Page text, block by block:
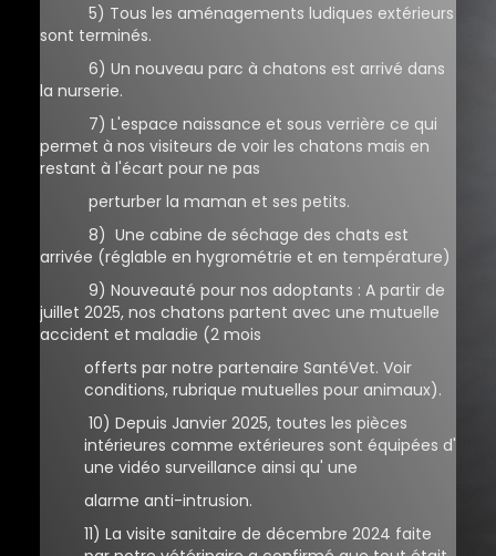
5) Tous les aménagements ludiques extérieurs
sont terminés.
6) Un nouveau parc à chatons est arrivé dans
la nurserie.
7) L'espace naissance et sous verrière ce qui
permet à nos visiteurs de voir les chatons mais en
restant à l'écart pour ne pas
perturber la maman et ses petits.
8) Une cabine de séchage des chats est
arrivée (réglable en hygrométrie et en température)
9) Nouveauté pour nos adoptants : A partir de
juillet 2025, nos chatons partent avec une mutuelle
accident et maladie (2 mois
offerts par notre partenaire SantéVet. Voir
conditions, rubrique mutuelles pour animaux).
10) Depuis Janvier 2025, toutes les pièces
intérieures comme extérieures sont équipées d'
une vidéo surveillance ainsi qu' une
alarme anti-intrusion.
11) La visite sanitaire de décembre 2024 faite